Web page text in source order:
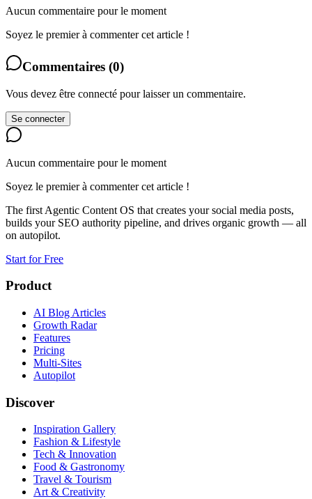
Aucun commentaire pour le moment
Soyez le premier à commenter cet article !
Commentaires (0)
Vous devez être connecté pour laisser un commentaire.
Se connecter
Aucun commentaire pour le moment
Soyez le premier à commenter cet article !
The first Agentic Content OS that creates your social media posts,
builds your SEO authority pipeline, and drives organic growth — all
on autopilot.
Start for Free
Product
AI Blog Articles
Growth Radar
Features
Pricing
Multi-Sites
Autopilot
Discover
Inspiration Gallery
Fashion & Lifestyle
Tech & Innovation
Food & Gastronomy
Travel & Tourism
Art & Creativity